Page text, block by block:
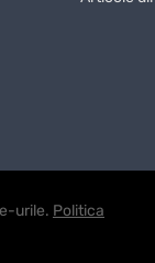
urile. Politica